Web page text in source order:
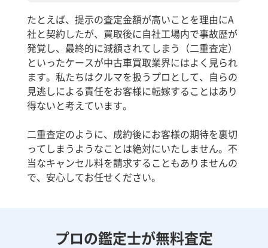
たとえば、提示の査定金額が高いことを理由にA
社と契約したが、買取後に自社工場内で事故歴が
発覚し、最終的に減額されてしまう（二重査定）
といったケースが中古車買取業界にはよく見られ
ます。私たちはクルマを扱うプロとして、自らの
見逃しによる責任をお客様に転嫁することはあり
得ないと考えています。
二重査定のように、成約後にお客様の期待を裏切
ってしまうようなことは絶対にいたしません。不
当なキャンセル料を請求することもありませんの
で、安心してお任せください。
プロの鑑定士が無料査定